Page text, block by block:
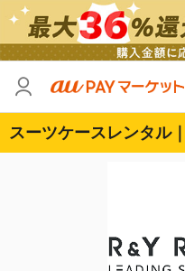
スーツケースレンタル